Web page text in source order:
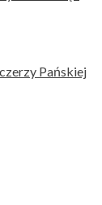
Pańskiej